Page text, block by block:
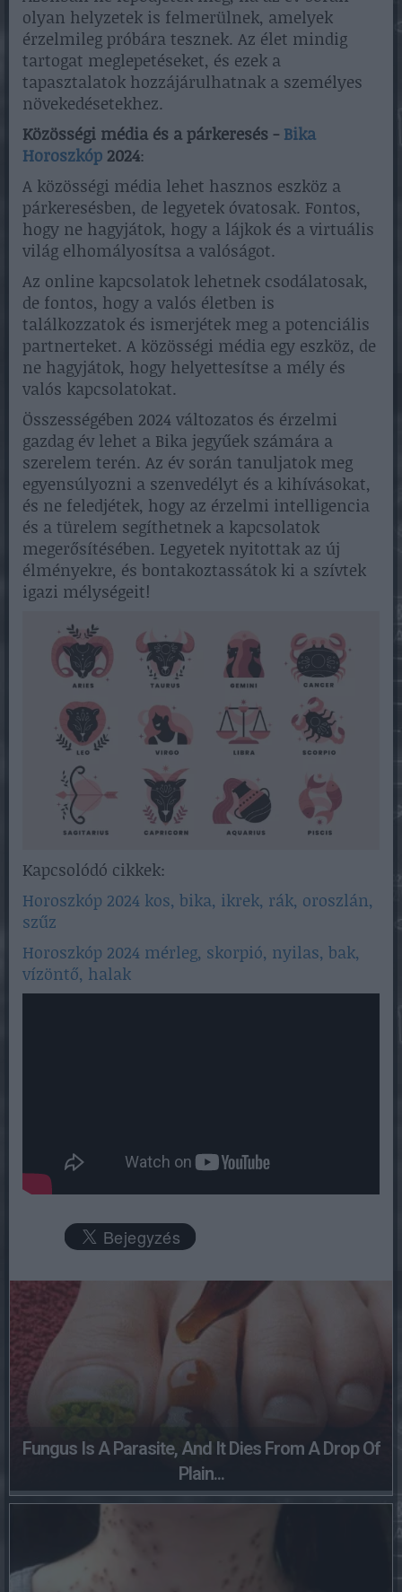
olyan helyzetek is felmerülnek, amelyek
érzelmileg próbára tesznek. Az élet mindig
tartogat meglepetéseket, és ezek a
tapasztalatok hozzájárulhatnak a személyes
növekedésetekhez.
Közösségi média és a párkeresés - Bika
Horoszkóp 2024:
A közösségi média lehet hasznos eszköz a
párkeresésben, de legyetek óvatosak. Fontos,
hogy ne hagyjátok, hogy a lájkok és a virtuális
világ elhomályosítsa a valóságot.
Az online kapcsolatok lehetnek csodálatosak,
de fontos, hogy a valós életben is
találkozzatok és ismerjétek meg a potenciális
partnerteket. A közösségi média egy eszköz, de
ne hagyjátok, hogy helyettesítse a mély és
valós kapcsolatokat.
Összességében 2024 változatos és érzelmi
gazdag év lehet a Bika jegyűek számára a
szerelem terén. Az év során tanuljatok meg
egyensúlyozni a szenvedélyt és a kihívásokat,
és ne feledjétek, hogy az érzelmi intelligencia
és a türelem segíthetnek a kapcsolatok
megerősítésében. Legyetek nyitottak az új
élményekre, és bontakoztassátok ki a szívtek
igazi mélységeit!
Kapcsolódó cikkek:
Horoszkóp 2024 kos, bika, ikrek, rák, oroszlán,
szűz
Horoszkóp 2024 mérleg, skorpió, nyilas, bak,
vízöntő, halak
Fungus Is A Parasite, And It Dies From A Drop Of
Plain...